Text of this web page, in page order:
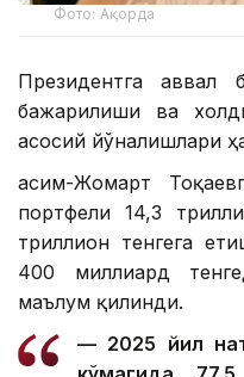
Фото: Ақорда
Президентга аввал
бажарилиши ва
асосий йўналишлари
Қасим-Жомарт
портфели 14,3
триллион тенгега
400 миллиард
маълум қилинди.
— 2025 йил